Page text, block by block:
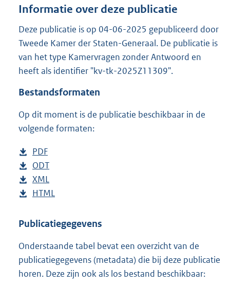
n
s
r
o
o
:
Informatie over deze publicatie
Deze publicatie is op 04-06-2025 gepubliceerd door
Tweede Kamer der Staten-Generaal. De publicatie is
van het type Kamervragen zonder Antwoord en
heeft als identifier "kv-tk-2025Z11309".
Bestandsformaten
Op dit moment is de publicatie beschikbaar in de
volgende formaten:
D
o
w
n
o
d
p
u
PDF
e
s
t
n
s
g
r
D
o
w
l
a
d
p
ODT
s
a
d
s
g
D
o
n
o
a
d
XML
e
t
n
d
s
D
w
l
o
a
HTML
s
a
n
d
Publicatiegegevens
Onderstaande tabel bevat een overzicht van de
publicatiegegevens (metadata) die bij deze publicatie
horen. Deze zijn ook als los bestand beschikbaar: